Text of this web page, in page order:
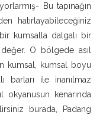
Bu tapınağın
hatırlayabileceğiniz
kumsalla dalgalı bir
O bölgede asıl
kumsal, kumsal boyu
barları ile inanılmaz
okyanusun kenarında
burada, Padang